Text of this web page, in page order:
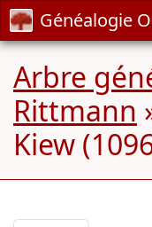
Généalogie
Arbre
Rittmann
Kiew